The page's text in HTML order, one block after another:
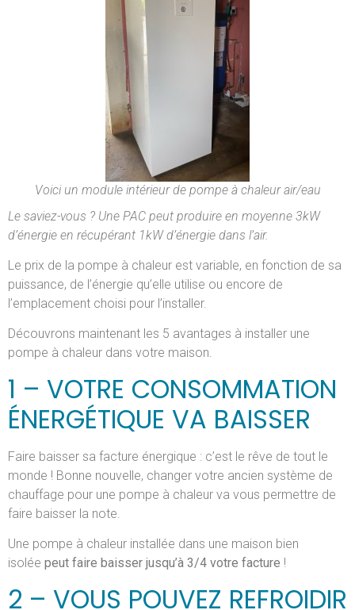
Voici un module intérieur de pompe à chaleur air/eau
Le saviez-vous ? Une PAC peut produire en moyenne 3kW
d’énergie en récupérant 1kW d’énergie dans l’air.
Le prix de la pompe à chaleur est variable, en fonction de sa
puissance, de l’énergie qu’elle utilise ou encore de
l’emplacement choisi pour l’installer.
Découvrons maintenant les 5 avantages à installer une
pompe à chaleur dans votre maison.
1 – VOTRE CONSOMMATION
ÉNERGÉTIQUE VA BAISSER
Faire baisser sa facture énergique : c’est le rêve de tout le
monde ! Bonne nouvelle, changer votre ancien système de
chauffage pour une pompe à chaleur va vous permettre de
faire baisser la note.
Une pompe à chaleur installée dans une maison bien
isolée peut faire baisser jusqu’à 3/4 votre facture !
2 – VOUS POUVEZ REFROIDIR